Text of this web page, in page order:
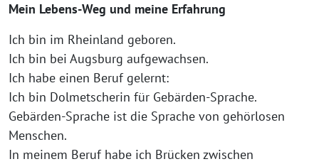
Mein Lebens-Weg und meine Erfahrung
Ich bin im Rheinland geboren.
Ich bin bei Augsburg aufgewachsen.
Ich habe einen Beruf gelernt:
Ich bin Dolmetscherin für Gebärden-Sprache.
Gebärden-Sprache ist die Sprache von gehörlosen
Menschen.
In meinem Beruf habe ich Brücken zwischen